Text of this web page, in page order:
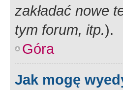
zakładać nowe
tym forum, itp.).
Góra
Jak mogę